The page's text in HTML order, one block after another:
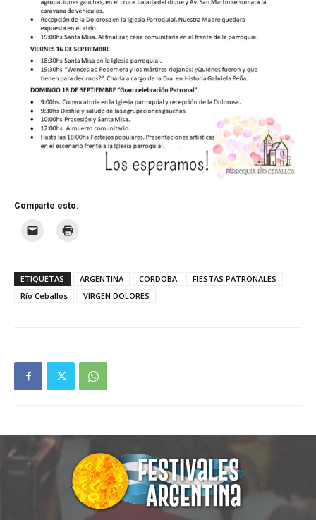
Comparte esto:
ETIQUETAS ARGENTINA CORDOBA
FIESTAS PATRONALES
Río Ceballos
VIRGEN DOLORES